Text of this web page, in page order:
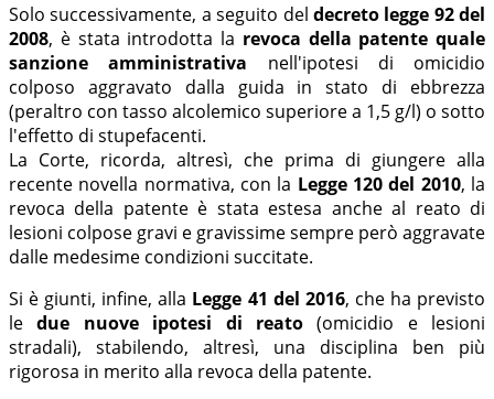
Solo successivamente, a seguito del decreto legge 92 del
2008, è stata introdotta la revoca della patente quale
sanzione amministrativa nell'ipotesi di omicidio
colposo aggravato dalla guida in stato di ebbrezza
(peraltro con tasso alcolemico superiore a 1,5 g/l) o sotto
l'effetto di stupefacenti.
La Corte, ricorda, altresì, che prima di giungere alla
recente novella normativa, con la Legge 120 del 2010, la
revoca della patente è stata estesa anche al reato di
lesioni colpose gravi e gravissime sempre però aggravate
dalle medesime condizioni succitate.
Si è giunti, infine, alla Legge 41 del 2016, che ha previsto
ledue nuove ipotesi di reato(omicidio e lesioni
stradali), stabilendo, altresì, una disciplina ben più
rigorosa in merito alla revoca della patente.